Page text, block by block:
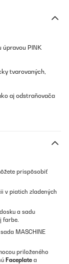
PINK
tvarovaných,
aj odstraňovača
prispôsobiť
v piatich zladených
a sadu
farbe.
MASCHINE
priloženého
Faceplate a